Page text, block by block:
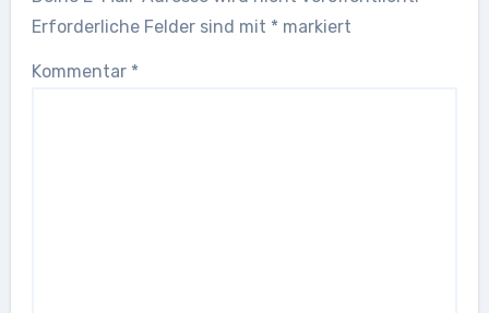
Erforderliche Felder sind mit * markiert
Kommentar *